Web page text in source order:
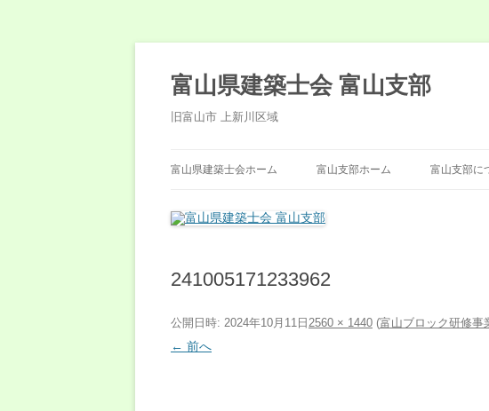
テ
ン
ツ
へ
ス
富山県建築士会 富山支部
旧富山市 上新川区域
富山県建築士会ホーム 富山支部ホーム 富山支部に
241005171233962
公開日時: 2024年10月11日 2560 × 1440 (富山ブロック研修事
← 前へ